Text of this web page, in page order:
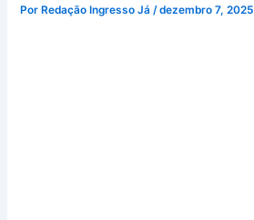
Por Redação Ingresso Já/dezembro 7, 2025